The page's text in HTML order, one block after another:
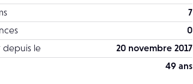
7
0
depuis le
20 novembre 2017
49 ans